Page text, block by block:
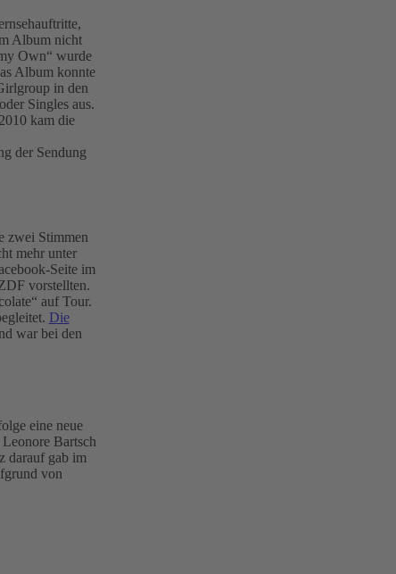
Album nicht
Own“ wurde
Album konnte
in den
Singles aus.
kam die
der Sendung
zwei Stimmen
mehr unter
Seite im
vorstellten.
auf Tour.
Die
war bei den
eine neue
Bartsch
darauf gab im
von